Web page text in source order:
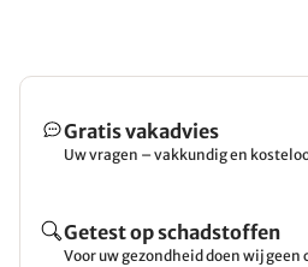
Gratis vakadvies
Uw vragen – vakkundig en
Getest op schadstoffen
Voor uw gezondheid doen wij geen